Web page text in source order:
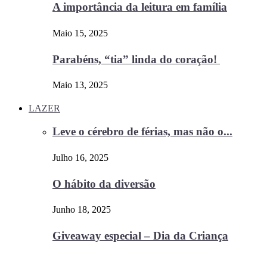
A importância da leitura em família
Maio 15, 2025
Parabéns, “tia” linda do coração!
Maio 13, 2025
LAZER
Leve o cérebro de férias, mas não o...
Julho 16, 2025
O hábito da diversão
Junho 18, 2025
Giveaway especial – Dia da Criança